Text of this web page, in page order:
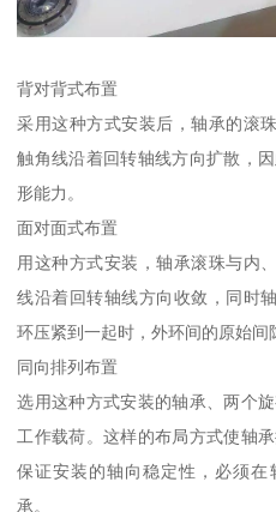
背对背式布置
采用这种方式安装后，轴承的滚
触角线沿着回转轴线方向扩散，
形能力。
面对面式布置
用这种方式安装，轴承滚珠与内
线沿着回转轴线方向收敛，同时
环压紧到一起时，外环间的原始间
同向排列布置
选用这种方式安装的轴承、两个
工作载荷。这样的布局方式使轴
保证安装的轴向稳定性，必须
承。